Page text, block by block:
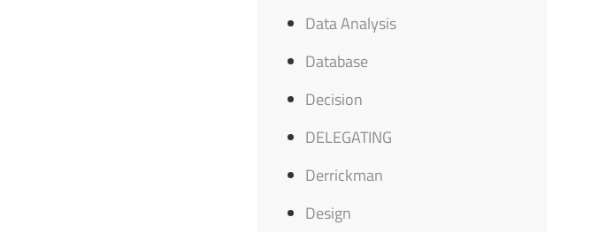
Data Analysis
Database
Decision
DELEGATING
Derrickman
Design